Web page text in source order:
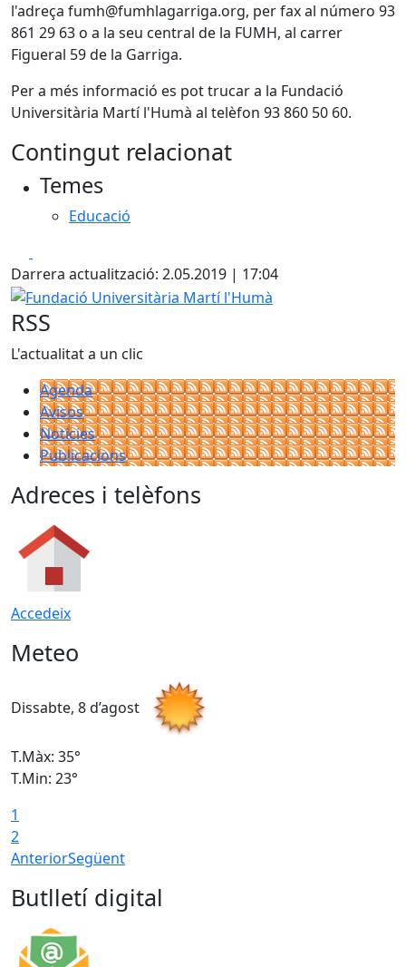
l'adreça fumh@fumhlagarriga.org, per fax al número 93
861 29 63 o a la seu central de la FUMH, al carrer
Figueral 59 de la Garriga.
Per a més informació es pot trucar a la Fundació
Universitària Martí l'Humà al telèfon 93 860 50 60.
Contingut relacionat
Temes
Educació
Darrera actualització: 2.05.2019 | 17:04
Fundació Universitària Martí l'Humà
RSS
L'actualitat a un clic
Agenda
Avisos
Notícies
Publicacions
Adreces i telèfons
Accedeix
Meteo
Dissabte, 8 d’agost
T.Màx: 35°
T.Min: 23°
1
2
AnteriorSegüent
Butlletí digital